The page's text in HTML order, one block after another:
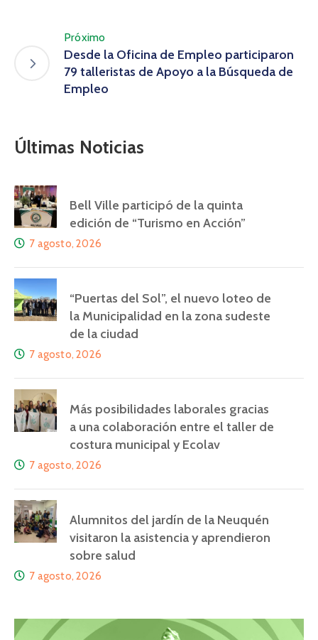
Próximo
Desde la Oficina de Empleo participaron
79 talleristas de Apoyo a la Búsqueda de
Empleo
Últimas Noticias
Bell Ville participó de la quinta
edición de “Turismo en Acción”
7 agosto, 2026
“Puertas del Sol”, el nuevo loteo de
la Municipalidad en la zona sudeste
de la ciudad
7 agosto, 2026
Más posibilidades laborales gracias
a una colaboración entre el taller de
costura municipal y Ecolav
7 agosto, 2026
Alumnitos del jardín de la Neuquén
visitaron la asistencia y aprendieron
sobre salud
7 agosto, 2026